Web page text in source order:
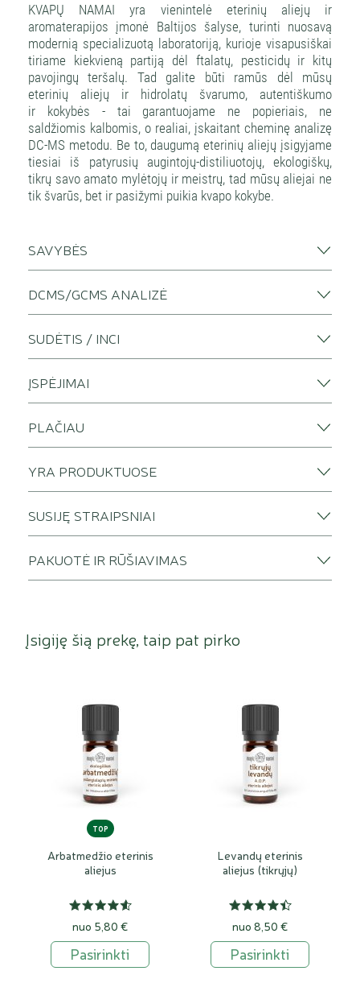
KVAPŲ NAMAI yra vienintelė eterinių aliejų ir
aromaterapijos įmonė Baltijos šalyse, turinti nuosavą
modernią specializuotą laboratoriją, kurioje visapusiškai
tiriame kiekvieną partiją dėl ftalatų, pesticidų ir kitų
pavojingų teršalų. Tad galite būti ramūs dėl mūsų
eterinių aliejų ir hidrolatų švarumo, autentiškumo
ir kokybės - tai garantuojame ne popieriais, ne
saldžiomis kalbomis, o realiai, įskaitant cheminę analizę
DC-MS metodu. Be to, daugumą eterinių aliejų įsigyjame
tiesiai iš patyrusių augintojų-distiliuotojų, ekologiškų,
tikrų savo amato mylėtojų ir meistrų, tad mūsų aliejai ne
tik švarūs, bet ir pasižymi puikia kvapo kokybe.
SAVYBĖS
DCMS/GCMS ANALIZĖ
SUDĖTIS / INCI
ĮSPĖJIMAI
PLAČIAU
YRA PRODUKTUOSE
SUSIJĘ STRAIPSNIAI
PAKUOTĖ IR RŪŠIAVIMAS
Įsigiję šią prekę, taip pat pirko
TOP
Arbatmedžio eterinis
aliejus
nuo 5,80 €
Pasirinkti
Levandų eterinis
aliejus (tikrųjų)
nuo 8,50 €
Pasirinkti